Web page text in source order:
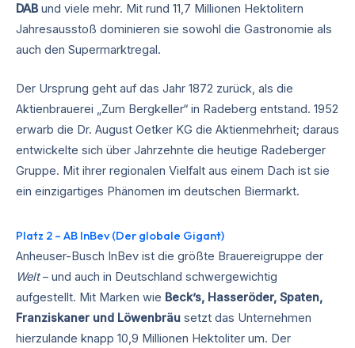
DABund viele mehr. Mit rund 11,7 Millionen Hektolitern
Jahresausstoß dominieren sie sowohl die Gastronomie als
auch den Supermarktregal.
Der Ursprung geht auf das Jahr 1872 zurück, als die
Aktienbrauerei „Zum Bergkeller“ in Radeberg entstand. 1952
erwarb die Dr. August Oetker KG die Aktienmehrheit; daraus
entwickelte sich über Jahrzehnte die heutige Radeberger
Gruppe. Mit ihrer regionalen Vielfalt aus einem Dach ist sie
ein einzigartiges Phänomen im deutschen Biermarkt.
Platz 2 – AB InBev (Der globale Gigant)
Anheuser-Busch InBev ist die größte Brauereigruppe der
Welt– und auch in Deutschland schwergewichtig
aufgestellt. Mit Marken wie Beck’s, Hasseröder, Spaten,
Franziskaner und Löwenbräu setzt das Unternehmen
hierzulande knapp 10,9 Millionen Hektoliter um. Der